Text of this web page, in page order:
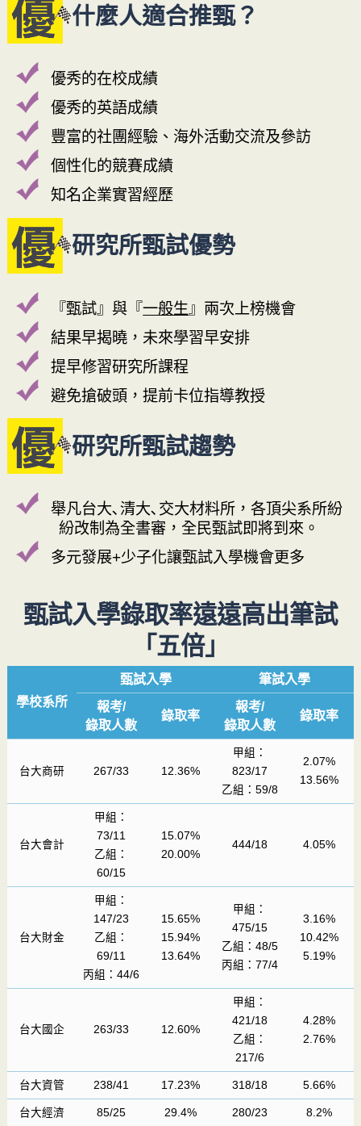
什麼人適合推甄？
優秀的在校成績
優秀的英語成績
豐富的社團經驗、海外活動交流及參訪
個性化的競賽成績
知名企業實習經歷
研究所甄試優勢
『甄試』與『一般生 』兩次上榜機會
結果早揭曉，未來學習早安排
提早修習研究所課程
避免搶破頭，提前卡位指導教授
研究所甄試趨勢
舉凡台大､清大､交大材料所，各頂尖系所紛
紛改制為全書審，全民甄試即將到來。
多元發展+少子化讓甄試入學機會更多
甄試入學錄取率遠遠高出筆試
「五倍」
學校系所
甄試入學
筆試入學
報考/
錄取人數
錄取率
報考/
錄取人數
錄取率
台大商研 267/33 12.36%
甲組：
823/17
乙組：59/8
2.07%
13.56%
台大會計
甲組：
73/11
乙組：
60/15
15.07%
20.00%
444/18 4.05%
台大財金
甲組：
147/23
乙組：
69/11
丙組：44/6
15.65%
15.94%
13.64%
甲組：
475/15
乙組：48/5
丙組：77/4
3.16%
10.42%
5.19%
台大國企 263/33 12.60%
甲組：
421/18
乙組：
217/6
4.28%
2.76%
台大資管 238/41 17.23% 318/18 5.66%
台大經濟 85/25 29.4% 280/23 8.2%